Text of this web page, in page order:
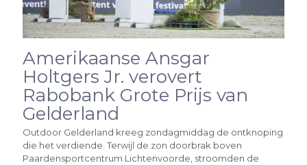
Amerikaanse Ansgar
Holtgers Jr. verovert
Rabobank Grote Prijs van
Gelderland
Outdoor Gelderland kreeg zondagmiddag de ontknoping
die het verdiende. Terwijl de zon doorbrak boven
Paardensportcentrum Lichtenvoorde, stroomden de